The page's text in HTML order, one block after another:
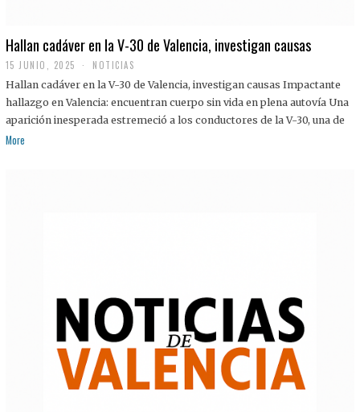
Hallan cadáver en la V-30 de Valencia, investigan causas
15 JUNIO, 2025 NOTICIAS
Hallan cadáver en la V-30 de Valencia, investigan causas Impactante
hallazgo en Valencia: encuentran cuerpo sin vida en plena autovía Una
aparición inesperada estremeció a los conductores de la V-30, una de
More